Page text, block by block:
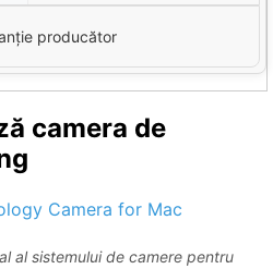
producător
camera de
al sistemului de camere pentru